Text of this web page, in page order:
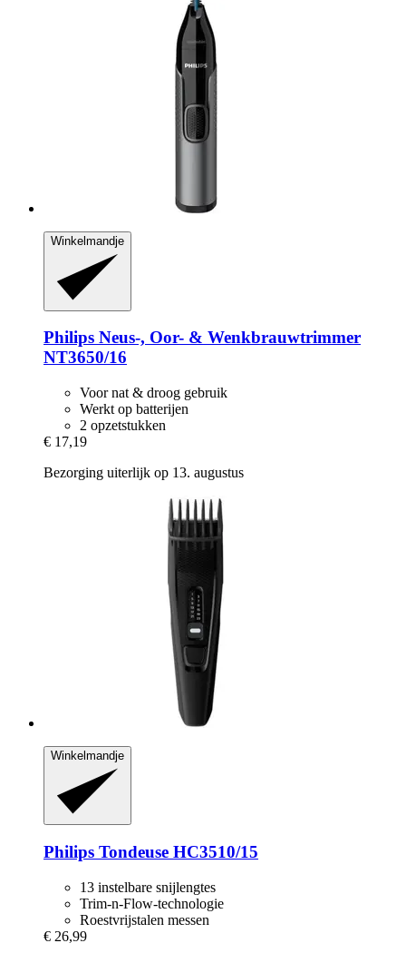
Winkelmandje
Philips Neus-​, Oor-​ & Wenkbrauwtrimmer
NT3650/16
Voor nat & droog gebruik
Werkt op batterijen
2 opzetstukken
€ 17,19
Bezorging uiterlijk op 13. augustus
Winkelmandje
Philips Tondeuse HC3510/15
13 instelbare snijlengtes
Trim-n-Flow-technologie
Roestvrijstalen messen
€ 26,99